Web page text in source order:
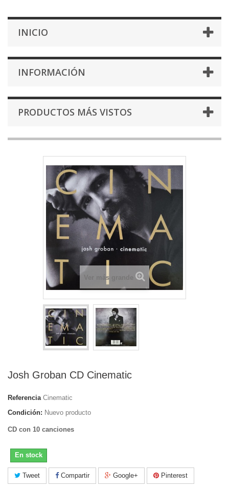
INICIO
INFORMACIÓN
PRODUCTOS MÁS VISTOS
Ver más grande
Josh Groban CD Cinematic
Referencia Cinematic
Condición: Nuevo producto
CD con 10 canciones
En stock
Tweet Compartir Google+ Pinterest